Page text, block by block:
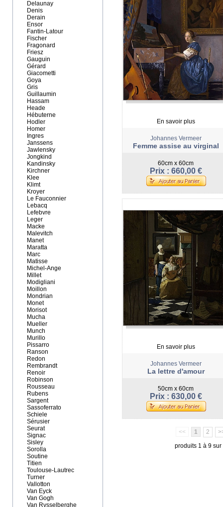
En savoir plus
Johannes Vermeer
Femme assise au virginal
60cm x 60cm
Prix : 660,00 €
En savoir plus
Johannes Vermeer
La lettre d'amour
50cm x 60cm
Prix : 630,00 €
<< 1 2
produits 1 à 9 sur
Delaunay
Denis
Derain
Ensor
Fantin-Latour
Fischer
Fragonard
Friesz
Gauguin
Gérard
Giacometti
Goya
Gris
Guillaumin
Hassam
Heade
Hébuterne
Hodler
Homer
Ingres
Janssens
Jawlensky
Jongkind
Kandinsky
Kirchner
Klee
Klimt
Kroyer
Le Fauconnier
Lebacq
Lefebvre
Leger
Macke
Malevitch
Manet
Maratta
Marc
Matisse
Michel-Ange
Millet
Modigliani
Moillon
Mondrian
Monet
Morisot
Mucha
Mueller
Munch
Murillo
Pissarro
Ranson
Redon
Rembrandt
Renoir
Robinson
Rousseau
Rubens
Sargent
Sassoferrato
Schiele
Sérusier
Seurat
Signac
Sisley
Sorolla
Soutine
Titien
Toulouse-Lautrec
Turner
Vallotton
Van Eyck
Van Gogh
Van Rysselberghe